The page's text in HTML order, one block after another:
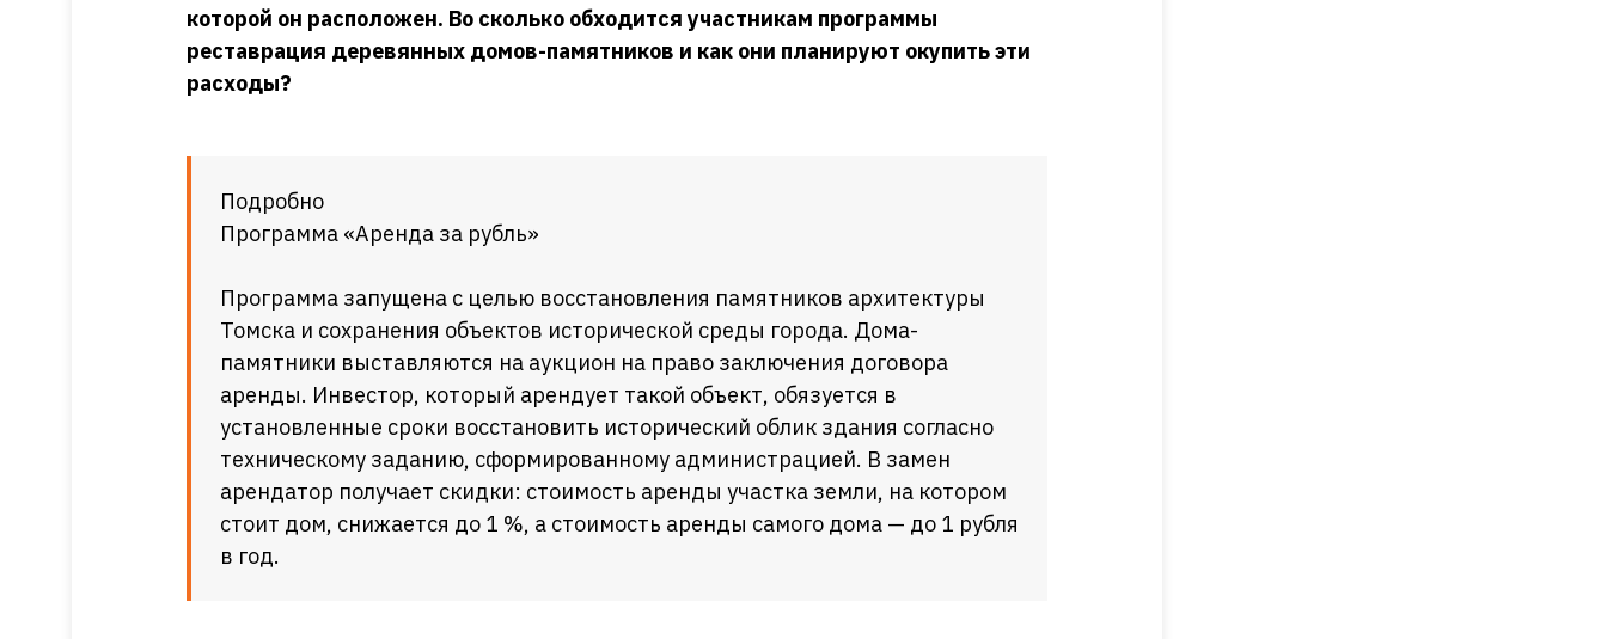
которой он расположен. Во сколько обходится участникам программы
реставрация деревянных домов-памятников и как они планируют окупить эти
расходы?
Подробно
Программа «Аренда за рубль»
Программа запущена с целью восстановления памятников архитектуры
Томска и сохранения объектов исторической среды города. Дома-
памятники выставляются на аукцион на право заключения договора
аренды. Инвестор, который арендует такой объект, обязуется в
установленные сроки восстановить исторический облик здания согласно
техническому заданию, сформированному администрацией. В замен
арендатор получает скидки: стоимость аренды участка земли, на котором
стоит дом, снижается до 1 %, а стоимость аренды самого дома — до 1 рубля
в год.